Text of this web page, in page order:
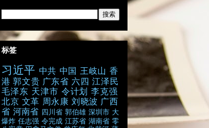
标签
习近平 中共 中国 王岐山 香
港 郭文贵 广东省 六四 江泽民
毛泽东 天津市 令计划 李克强
北京 文革 周永康 刘晓波 广西
省 河南省 四川省 郭伯雄 深圳市 大
爆炸 任志强 令完成 江苏省 湖南省 零